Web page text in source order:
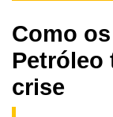
Como
Petróleo
crise